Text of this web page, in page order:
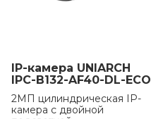
IP-камера UNIARCH
IPC-B132-AF40-DL-ECO
2МП цилиндрическая IP-
камера c двойной